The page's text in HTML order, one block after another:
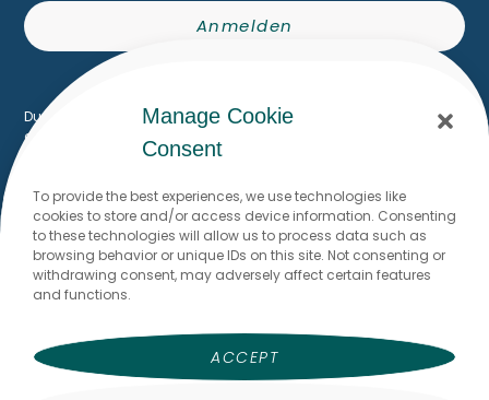
Manage Cookie
Consent
To provide the best experiences, we use technologies like
cookies to store and/or access device information. Consenting
to these technologies will allow us to process data such as
browsing behavior or unique IDs on this site. Not consenting or
withdrawing consent, may adversely affect certain features
and functions.
ACCEPT
Anmelden
Du erhältst den The Writing Flow Storyletter per E-Mail. Du kannst
dich jederzeit mit einem Klick abmelden.
Du möchtest mit mir schreiben?
Ich freue mich, von dir zu lesen!
stefanie@thewritingflow.com